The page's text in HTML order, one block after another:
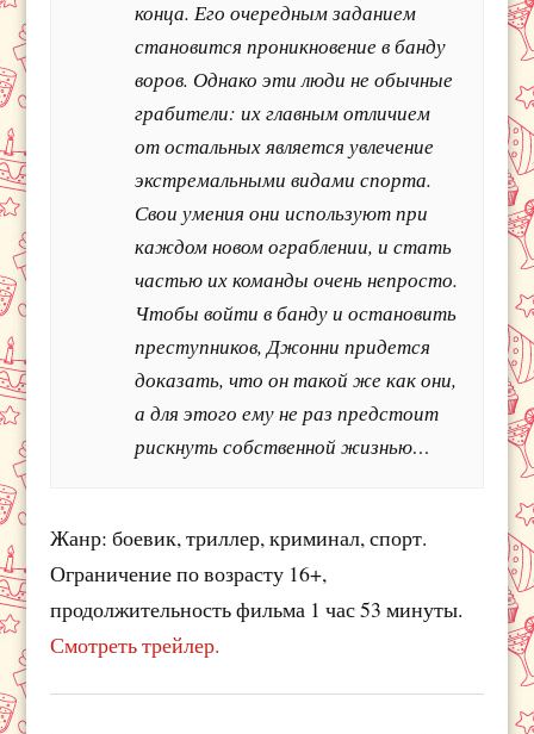
конца. Его очередным заданием
становится проникновение в банду
воров. Однако эти люди не обычные
грабители: их главным отличием
от остальных является увлечение
экстремальными видами спорта.
Свои умения они используют при
каждом новом ограблении, и стать
частью их команды очень непросто.
Чтобы войти в банду и остановить
преступников, Джонни придется
доказать, что он такой же как они,
а для этого ему не раз предстоит
рискнуть собственной жизнью…
Жанр: боевик, триллер, криминал, спорт.
Ограничение по возрасту 16+,
продолжительность фильма 1 час 53 минуты.
Смотреть трейлер.